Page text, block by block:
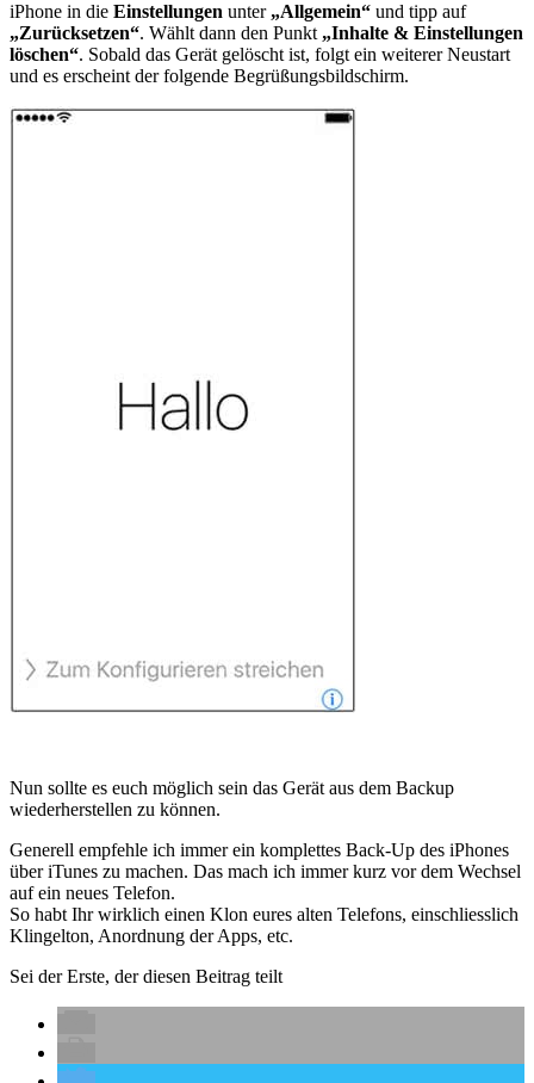
iPhone in die Einstellungen unter „Allgemein“ und tipp auf
„Zurücksetzen“. Wählt dann den Punkt „Inhalte & Einstellungen
löschen“. Sobald das Gerät gelöscht ist, folgt ein weiterer Neustart
und es erscheint der folgende Begrüßungsbildschirm.
Nun sollte es euch möglich sein das Gerät aus dem Backup
wiederherstellen zu können.
Generell empfehle ich immer ein komplettes Back-Up des iPhones
über iTunes zu machen. Das mach ich immer kurz vor dem Wechsel
auf ein neues Telefon.
So habt Ihr wirklich einen Klon eures alten Telefons, einschliesslich
Klingelton, Anordnung der Apps, etc.
Sei der Erste, der diesen Beitrag teilt